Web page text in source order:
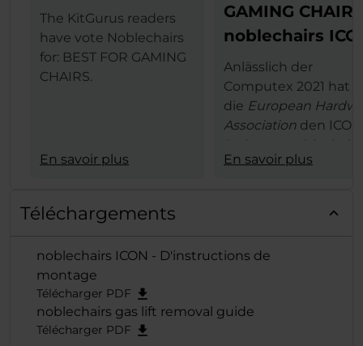
The KitGurus readers
have vote Noblechairs
for: BEST FOR GAMING
CHAIRS.
En savoir plus
GAMING CHAIR
noblechairs
Anlässlich der
Computex 2021 hat
die European
Association den
Serie von noblechairs
den begehrten
Chair"verliehen und
Krone aufgesetzt.
En savoir plus
Téléchargements
noblechairs ICON - D'instructions de
montage
Télécharger PDF
noblechairs gas lift removal guide
Télécharger PDF